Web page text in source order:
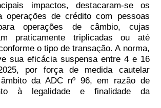
impactos, destacaram-se os
operações de crédito com pessoas
operações de câmbio, cujas
praticamente triplicadas ou até
o tipo de transação. A norma,
sua eficácia suspensa entre 4 e 16
, por força de medida cautelar
da ADC nº 96, em razão de
à legalidade e finalidade da